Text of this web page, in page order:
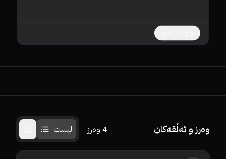
وەرز و ئەڵقەکان 4 وەرز لیست